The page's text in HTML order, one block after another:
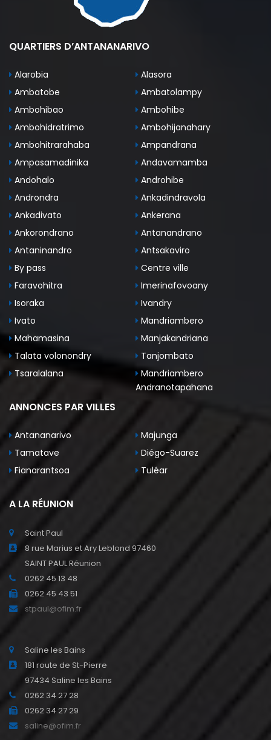
QUARTIERS D’ANTANANARIVO
Alarobia
Alasora
Ambatobe
Ambatolampy
Ambohibao
Ambohibe
Ambohidratrimo
Ambohijanahary
Ambohitrarahaba
Ampandrana
Ampasamadinika
Andavamamba
Andohalo
Androhibe
Androndra
Ankadindravola
Ankadivato
Ankerana
Ankorondrano
Antanandrano
Antaninandro
Antsakaviro
By pass
Centre ville
Faravohitra
Imerinafovoany
Isoraka
Ivandry
Ivato
Mandriambero
Mahamasina
Manjakandriana
Talata volonondry
Tanjombato
Tsaralalana
Mandriambero
Andranotapahana
ANNONCES PAR VILLES
Antananarivo
Majunga
Tamatave
Diégo-Suarez
Fianarantsoa
Tuléar
A LA RÉUNION
Saint Paul
8 rue Marius et Ary Leblond 97460
SAINT PAUL Réunion
0262 45 13 48
0262 45 43 51
stpaul@ofim.fr
Saline les Bains
181 route de St-Pierre
97434 Saline les Bains
0262 34 27 28
0262 34 27 29
saline@ofim.fr